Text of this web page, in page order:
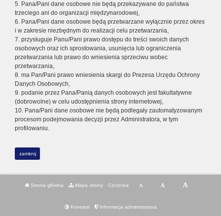
5. Pana/Pani dane osobowe nie będą przekazywane do państwa
trzeciego ani do organizacji międzynarodowej,
6. Pana/Pani dane osobowe będą przetwarzane wyłącznie przez okres
i w zakresie niezbędnym do realizacji celu przetwarzania,
7. przysługuje Panu/Pani prawo dostępu do treści swoich danych
osobowych oraz ich sprostowania, usunięcia lub ograniczenia
przetwarzania lub prawo do wniesienia sprzeciwu wobec
przetwarzania,
8. ma Pan/Pani prawo wniesienia skargi do Prezesa Urzędu Ochrony
Danych Osobowych,
9. podanie przez Pana/Panią danych osobowych jest fakultatywne
(dobrowolne) w celu udostępnienia strony internetowej,
10. Pana/Pani dane osobowe nie będą podlegały zautomatyzowanym
procesom podejmowania decyzji przez Administratora, w tym
profilowaniu.
zamknij
Strona główna Mapa strony Czcionka
Kontrast Informacja administratora